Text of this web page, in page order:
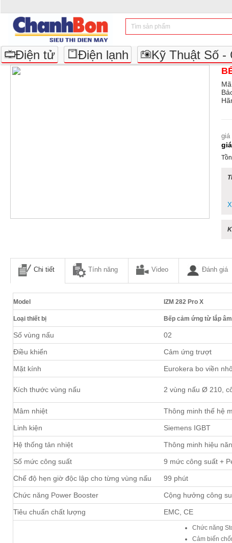
Điện tử Điện lạnh Kỹ Thuật Số -
giá
Chi tiết Tính năng Video Đánh giá
Model IZM 282 Pro X
Loại thiết bị Bếp cảm ứng từ lắp âm
Số vùng nấu 02
Điều khiển Cảm ứng trượt
Mặt kính Eurokera bo viền
Kích thước vùng nấu 2 vùng nấu Ø 210,
Mâm nhiệt Thông minh thế hệ
Linh kiện Siemens IGBT
Hệ thống tản nhiệt Thông minh hiệu
Số mức công suất 9 mức công suất +
Chế độ hẹn giờ độc lập cho từng vùng nấu 99 phút
Chức năng Power Booster Cộng hưởng công
Tiêu chuẩn chất lượng EMC, CE
Chức năng
Cảm biến